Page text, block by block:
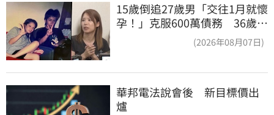
15歲倒追27歲男「交往1月就懷
孕！」克服600萬債務 36歲美
(2026年08月07日)
華邦電法說會後　新目標價出
爐